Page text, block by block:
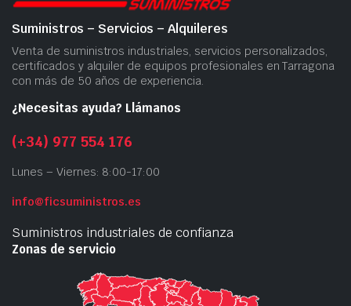
Suministros – Servicios – Alquileres
Venta de suministros industriales, servicios personalizados,
certificados y alquiler de equipos profesionales en Tarragona
con más de 50 años de experiencia.
¿Necesitas ayuda? Llámanos
(+34) 977 554 176
Lunes – Viernes: 8:00-17:00
info@ficsuministros.es
Suministros industriales de confianza
Zonas de servicio